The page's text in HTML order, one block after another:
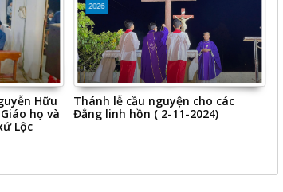
Hữu
họ và
Lộc
2026
Thánh lễ cầu nguyện cho các
Đẳng linh hồn ( 2-11-2024)